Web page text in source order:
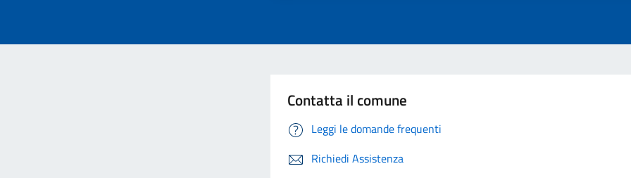
Contatta il comune
Leggi le domande frequenti
Richiedi Assistenza